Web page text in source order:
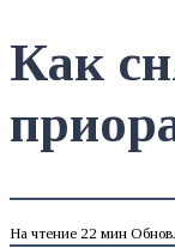
Как
На чтение 22 мин